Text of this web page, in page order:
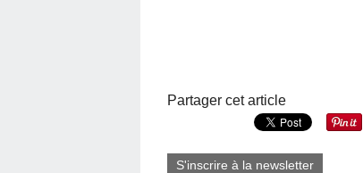
Partager cet article
S'inscrire à la newsletter